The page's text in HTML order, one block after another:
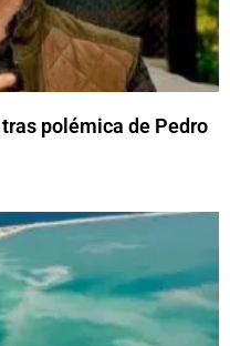
polémica de Pedro